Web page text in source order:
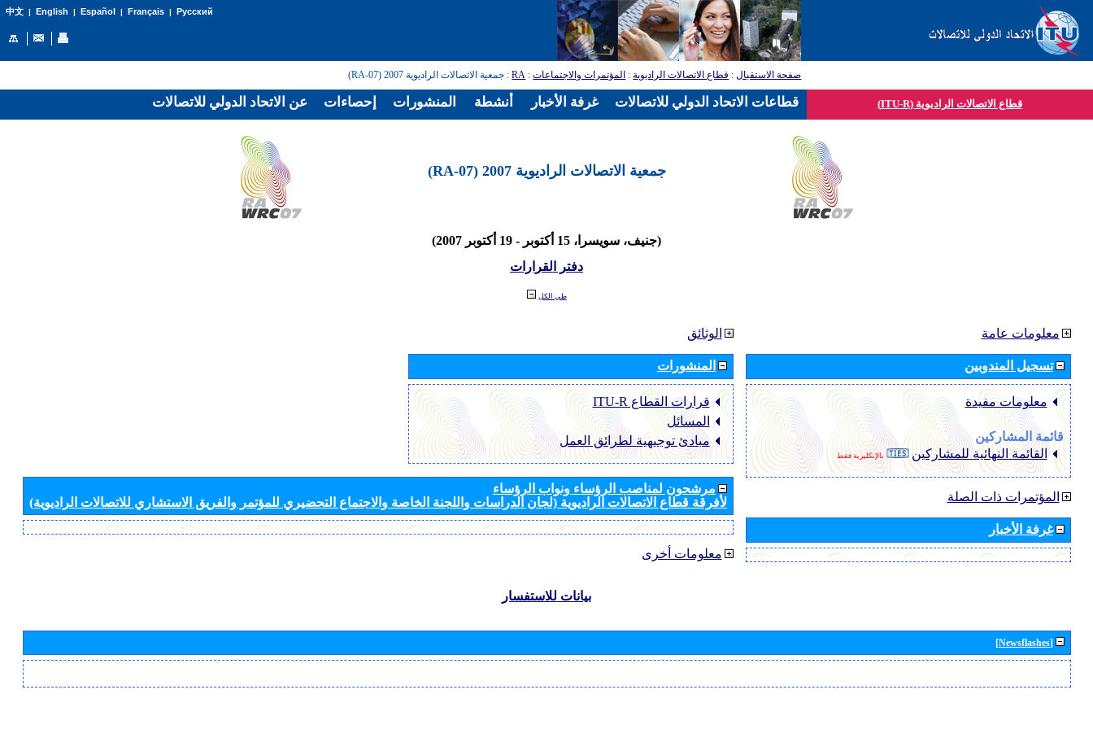
中文| English | Español | Français| Русский
صفحة الاستقبال: قطاع الاتصالات الراديوية: المؤتمرات والاجتماعات:
RA: جمعية الاتصالات الراديوية 2007 (RA-07)
قطاع الاتصالات الراديوية (ITU-R)
جمعية الاتصالات الراديوية 2007 (RA-07)
(جنيف، سويسرا، 15 أكتوبر - 19 أكتوبر 2007)
دفتر القرارات
طي الكل
الوثائق
المنشورات
قرارات القطاع ‏ITU-R
المسائل
مبادئ توجيهية لطرائق العمل
مرشحون لمناصب الرؤساء ونواب الرؤساء
لأفرقة قطاع الاتصالات الراديوية (لجان الدراسات واللجنة الخاصة والاجتماع التحضيري للمؤتمر والفريق الاستشاري للاتصالات الراديوية)
معلومات أخرى
معلومات عامة
تسجيل المندوبين
معلومات مفيدة
قائمة المشاركين
القائمة النهائية للمشاركين
بالإنكليزية فقط
المؤتمرات ذات الصلة
غرفة الأخبار
بيانات للاستفسار
[Newsflashes]
عن الاتحاد الدولي للاتصالات إحصاءات المنشورات أنشطة غرفة الأخبار قطاعات الاتحاد الدولي للاتصالات